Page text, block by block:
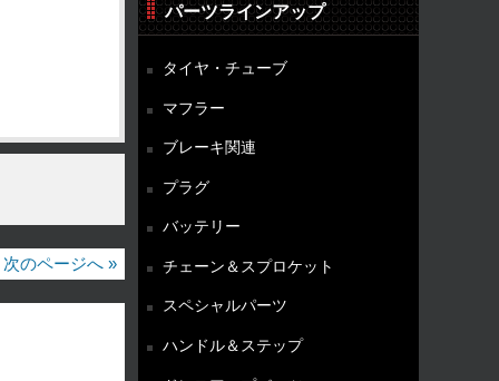
次のページへ »
パーツラインアップ
タイヤ・チューブ
マフラー
ブレーキ関連
プラグ
バッテリー
チェーン＆スプロケット
スペシャルパーツ
ハンドル＆ステップ